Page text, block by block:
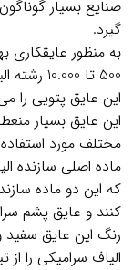
صنایع بسیار
گیرد.
به منظور عایقکاری
500 تا
این عایق پتویی را
این عایق بسیار
مختلف مورد
ماده اصلی سازنده
که این دو ماده
کنند و عایق پشم
رنگ این عایق
الیاف سرامیکی را